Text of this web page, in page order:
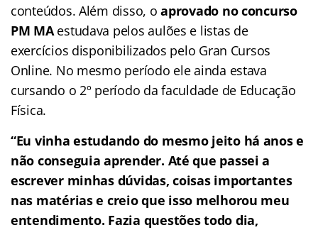
conteúdos. Além disso, oaprovado no concurso
PM MAestudava pelos aulões e listas de
exercícios disponibilizados pelo Gran Cursos
Online. No mesmo período ele ainda estava
cursando o 2º período da faculdade de Educação
Física.
“Eu vinha estudando do mesmo jeito há anos e
não conseguia aprender. Até que passei a
escrever minhas dúvidas, coisas importantes
nas matérias e creio que isso melhorou meu
entendimento. Fazia questões todo dia,